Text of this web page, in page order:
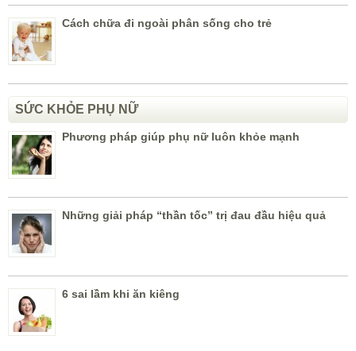
Cách chữa đi ngoài phân sống cho trẻ
SỨC KHỎE PHỤ NỮ
Phương pháp giúp phụ nữ luôn khỏe mạnh
Những giải pháp “thần tốc” trị đau đầu hiệu quả
6 sai lầm khi ăn kiêng